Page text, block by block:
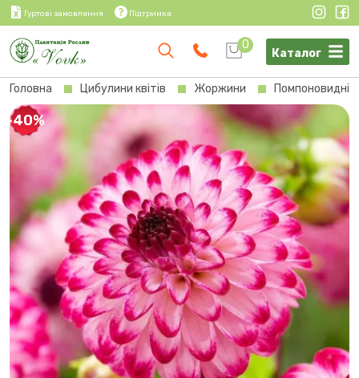
Гуртові замовлення Підтримка
0
Каталог
Головна Цибулини квітів Жоржини Помпоновидні
-40%